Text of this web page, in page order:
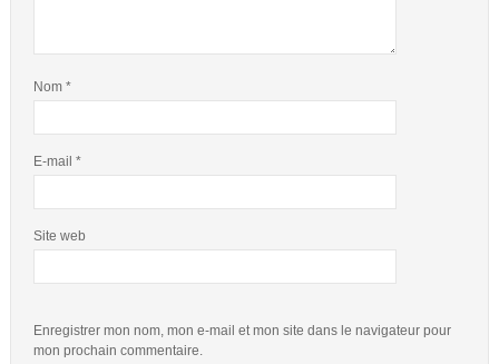
Nom *
E-mail *
Site web
Enregistrer mon nom, mon e-mail et mon site dans le navigateur pour
mon prochain commentaire.